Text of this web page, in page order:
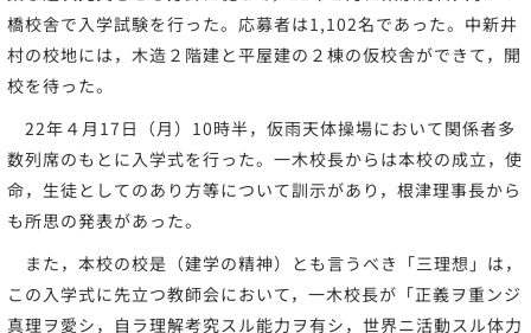
橋校舎で入学試験を行った。応募者は1,102名であった。中新井
村の校地には，木造２階建と平屋建の２棟の仮校舎ができて，開
校を待った。
22年４月17日（月）10時半，仮雨天体操場において関係者多
数列席のもとに入学式を行った。一木校長からは本校の成立，使
命，生徒としてのあり方等について訓示があり，根津理事長から
も所思の発表があった。
また，本校の校是（建学の精神）とも言うべき「三理想」は，
この入学式に先立つ教師会において，一木校長が「正義ヲ重ンジ
真理ヲ愛シ，自ラ理解考究スル能力ヲ有シ，世界ニ活動スル体力